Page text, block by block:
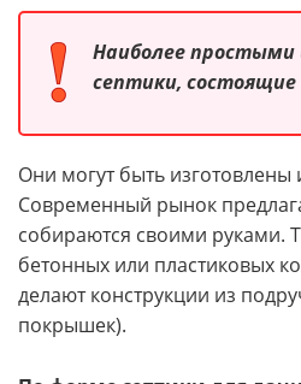
Наиболее
септики, состоящие
Они могут быть изготовлены
Современный рынок
собираются своими руками.
бетонных или пластиковых
делают конструкции из
покрышек).